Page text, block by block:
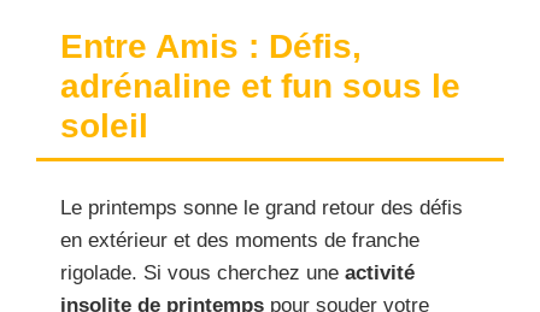
Entre Amis : Défis,
adrénaline et fun sous le
soleil
Le printemps sonne le grand retour des défis
en extérieur et des moments de franche
rigolade. Si vous cherchez une activité
insolite de printemps pour souder votre